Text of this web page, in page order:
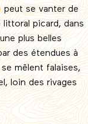
peut se vanter de
littoral picard, dans
plus belles
des étendues à
mêlent falaises,
loin des rivages